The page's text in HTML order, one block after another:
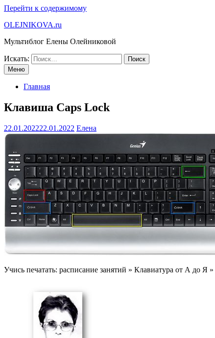
Перейти к содержимому
OLEJNIKOVA.ru
Мультиблог Елены Олейниковой
Искать:
Меню
Главная
Клавиша Caps Lock
22.01.202222.01.2022 Елена
Учись печатать: расписание занятий » Клавиатура от А до Я »